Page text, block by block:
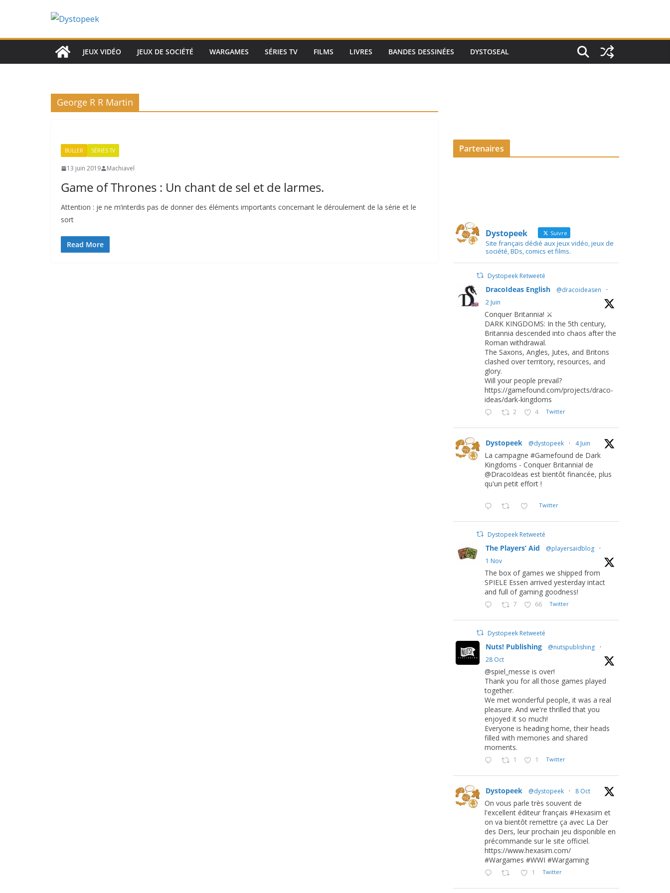
JEUX VIDÉO JEUX DE SOCIÉTÉ WARGAMES SÉRIES TV FILMS LIVRES BANDES DESSINÉES DYSTOSEAL
George R R Martin
BULLER SÉRIES TV
13 juin 2019 Machiavel
Game of Thrones : Un chant de sel et de larmes.
Attention : je ne m’interdis pas de donner des éléments importants concernant le déroulement de la série et le
sort
Read More
Partenaires
Dystopeek Suivre
Site français dédié aux jeux vidéo, jeux de
société, BDs, comics et films.
Dystopeek Retweeté
DracoIdeas English @dracoideasen
·
2 Juin
Conquer Britannia! ⚔️
DARK KINGDOMS: In the 5th century,
Britannia descended into chaos after the
Roman withdrawal.
The Saxons, Angles, Jutes, and Britons
clashed over territory, resources, and
glory.
Will your people prevail?
https://gamefound.com/projects/draco-
ideas/dark-kingdoms
2 4 Twitter
Dystopeek @dystopeek · 4 Juin
La campagne #Gamefound de Dark
Kingdoms - Conquer Britannia! de
@DracoIdeas est bientôt financée, plus
qu'un petit effort !
Twitter
Dystopeek Retweeté
The Players’ Aid @playersaidblog
·
1 Nov
The box of games we shipped from
SPIELE Essen arrived yesterday intact
and full of gaming goodness!
7 66 Twitter
Dystopeek Retweeté
Nuts! Publishing @nutspublishing
·
28 Oct
@spiel_messe is over!
Thank you for all those games played
together.
We met wonderful people, it was a real
pleasure. And we're thrilled that you
enjoyed it so much!
Everyone is heading home, their heads
filled with memories and shared
moments.
1 1 Twitter
Dystopeek @dystopeek · 8 Oct
On vous parle très souvent de
l'excellent éditeur français #Hexasim et
on va bientôt remettre ça avec La Der
des Ders, leur prochain jeu disponible en
précommande sur le site officiel.
https://www.hexasim.com/
#Wargames #WWI #Wargaming
1 Twitter